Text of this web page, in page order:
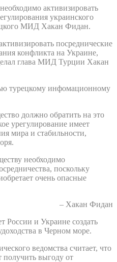
активизировать
украинского
МИД Хакан Фидан.
посреднические
конфликта на Украине,
глава МИД Турции Хакан
турецкому инфомационному
должно обратить на это
урегулирование имеет
мира и стабильности,
необходимо
поскольку
очень опасные
– Хакан Фидан
России и Украине создать
в Черном море.
ведомства считает, что
выгоду от